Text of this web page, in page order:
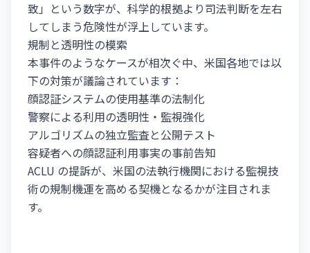
致」という数字が、科学的根拠より司法判断を左右
してしまう危険性が浮上しています。
規制と透明性の模索
本事件のようなケースが相次ぐ中、米国各地では以
下の対策が議論されています：
顔認証システムの使用基準の法制化
警察による利用の透明性・監視強化
アルゴリズムの独立監査と公開テスト
容疑者への顔認証利用事実の事前告知
ACLU の提訴が、米国の法執行機関における監視技
術の規制機運を高める契機となるかが注目されま
す。